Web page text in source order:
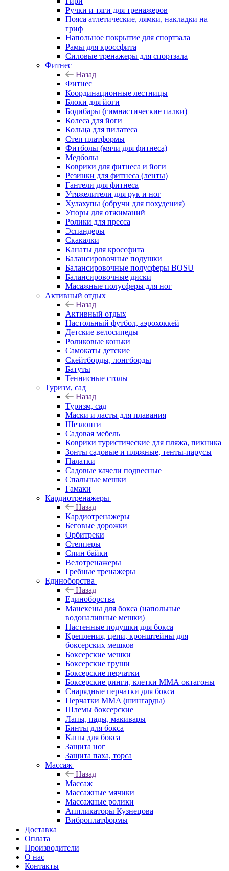
Ручки и тяги для тренажеров
Пояса атлетические, лямки, накладки на
гриф
Напольное покрытие для спортзала
Рамы для кроссфита
Силовые тренажеры для спортзала
Фитнес
Назад
Фитнес
Координационные лестницы
Блоки для йоги
Бодибары (гимнастические палки)
Колеса для йоги
Кольца для пилатеса
Степ платформы
Фитболы (мячи для фитнеса)
Медболы
Коврики для фитнеса и йоги
Резинки для фитнеса (ленты)
Гантели для фитнеса
Утяжелители для рук и ног
Хулахупы (обручи для похудения)
Упоры для отжиманий
Ролики для пресса
Эспандеры
Скакалки
Канаты для кроссфита
Балансировочные подушки
Балансировочные полусферы BOSU
Балансировочные диски
Масажные полусферы для ног
Активный отдых
Назад
Активный отдых
Настольный футбол, аэрохоккей
Детские велосипеды
Роликовые коньки
Самокаты детские
Скейтборды, лонгборды
Батуты
Теннисные столы
Туризм, сад
Назад
Туризм, сад
Маски и ласты для плавания
Шезлонги
Садовая мебель
Коврики туристические для пляжа, пикника
Зонты садовые и пляжные, тенты-парусы
Палатки
Садовые качели подвесные
Спальные мешки
Гамаки
Кардиотренажеры
Назад
Кардиотренажеры
Беговые дорожки
Орбитреки
Степперы
Спин байки
Велотренажеры
Гребные тренажеры
Единоборства
Назад
Единоборства
Манекены для бокса (напольные
водоналивные мешки)
Настенные подушки для бокса
Крепления, цепи, кронштейны для
боксерских мешков
Боксерские мешки
Боксерские груши
Боксерские перчатки
Боксерские ринги, клетки ММА октагоны
Снарядные перчатки для бокса
Перчатки MMA (шингарды)
Шлемы боксерские
Лапы, пады, макивары
Бинты для бокса
Капы для бокса
Защита ног
Защита паха, торса
Массаж
Назад
Массаж
Массажные мячики
Массажные ролики
Аппликаторы Кузнецова
Виброплатформы
Доставка
Оплата
Производители
О нас
Контакты